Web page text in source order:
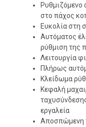
Ρυθμιζόμενο
στο πάχος
Ευκολία στη
Αυτόματος
ρύθμιση της
Λειτουργία
Πλήρως
Κλείδωμα
Κεφαλή
εργαλεία
Αποσπώμενη